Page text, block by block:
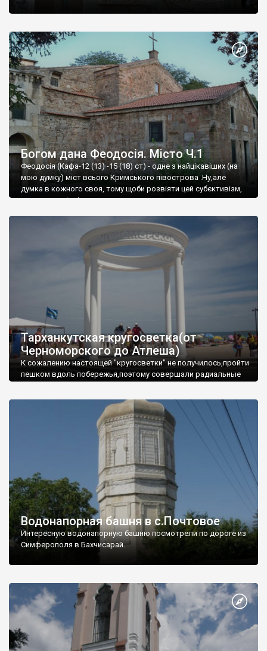
Богом дана Феодосія. Місто Ч.1
Феодосія (Кафа-12 (13) -15 (18) ст) - одне з найцікавіших (на
мою думку) міст всього Кримського півострова .Ну,але
думка в кожного своя, тому щоби розвіяти цей субєктивізм,
запрошую відвідати це
Тарханкутская кругосветка(от
Черноморского до Атлеша)
К сожалению настоящей "кругосветки" не получилось,пройти
пешком вдоль побережья,поэтому совершали радиальные
Водонапорная башня в с.Почтовое
Интересную водонапорную башню посмотрели по дороге из
Симферополя в Бахчисарай.